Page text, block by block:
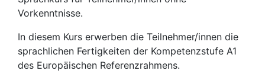
Vorkenntnisse.
In diesem Kurs erwerben die Teilnehmer/innen die
sprachlichen Fertigkeiten der Kompetenzstufe A1
des Europäischen Referenzrahmens.